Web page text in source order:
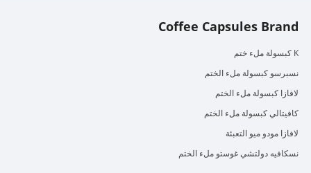
Coffee Capsules Brand
K كبسولة ملء ختم
نسبرسو كبسولة ملء الختم
لافازا كبسولة ملء الختم
كافيتالي كبسولة ملء الختم
لافازا مودو ميو التعبئة
نسكافيه دولتشي غوستو ملء الختم